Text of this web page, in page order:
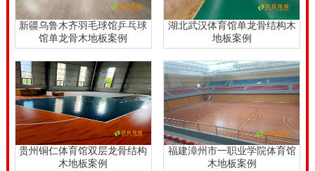
的实木板原材料。柞木拼装地板的特性：1）材质硬
实，易烘干处理，久放不掉色，其木料比重特大，收拢
大、抗压强度高。2）构造高密度，不容易锯解，横切
面光洁，易裂开、涨缩形变，不容易干躁。耐水、抗磨
损，不容易铆接，上色特性优良。3）柞木称红橡木，
出产与在我**吉林黑龙江省大、小兴安岭一带，销售市
场上看到*大部分红橡木均为我**柞木。
新疆乌鲁木齐羽毛球馆乒乓球
馆单龙骨木地板案例
湖北武汉体育馆单龙骨结构木
地板案例
贵州铜仁体育馆双层龙骨结构
木地板案例
福建漳州市一职业学院体育馆
木地板案例